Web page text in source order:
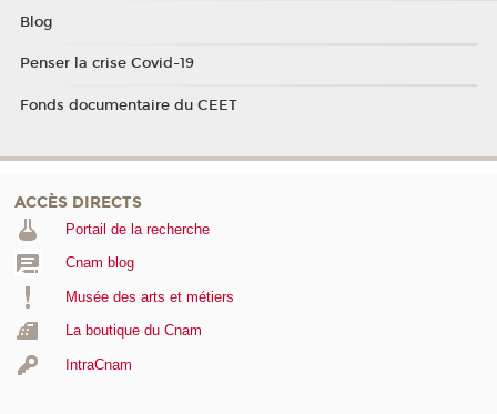
Blog
Penser la crise Covid-19
Fonds documentaire du CEET
ACCÈS DIRECTS
Portail de la recherche
Cnam blog
Musée des arts et métiers
La boutique du Cnam
IntraCnam